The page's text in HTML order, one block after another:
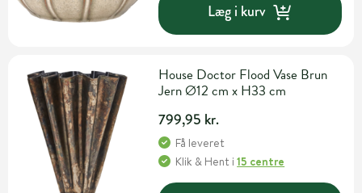
Læg i kurv
House Doctor Flood Vase Brun
Jern Ø12 cm x H33 cm
799,95 kr.
Få leveret
Klik & Hent i15 centre